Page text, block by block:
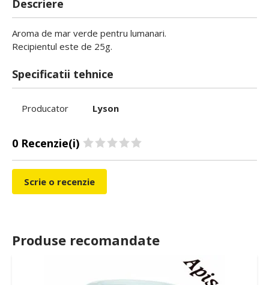
Descriere
Aroma de mar verde pentru lumanari.
Recipientul este de 25g.
Specificatii tehnice
Producator Lyson
0 Recenzie(i)
Scrie o recenzie
Produse recomandate